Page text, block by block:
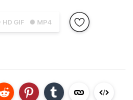
GIF ● MP4